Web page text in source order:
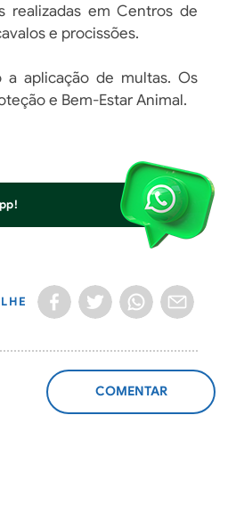
realizadas em Centros de
e procissões.
a aplicação de multas. Os
e Bem-Estar Animal.
ADICIONAR
COMENTÁRIO